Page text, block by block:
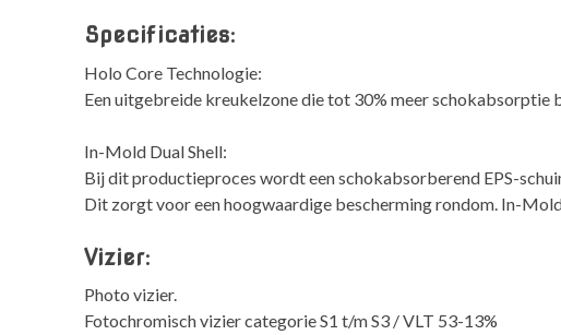
Specificaties:
Holo Core Technologie:
Een uitgebreide kreukelzone die tot 30% meer schokabsorptie
In-Mold Dual Shell:
Bij dit productieproces wordt een schokabsorberend EPS-
Dit zorgt voor een hoogwaardige bescherming rondom. In-
Vizier:
Photo vizier.
Fotochromisch vizier categorie S1 t/m S3 / VLT 53-13%